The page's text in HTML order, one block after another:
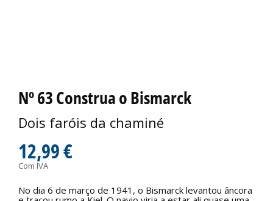
Nº 63 Construa o Bismarck
Dois faróis da chaminé
12,99 €
Com IVA
No dia 6 de março de 1941, o Bismarck levantou âncora